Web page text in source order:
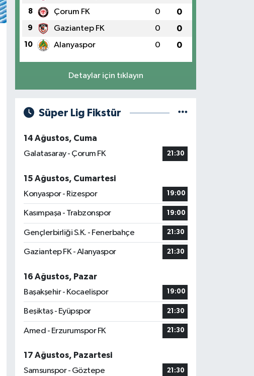
8 Çorum FK 0 0
9 Gaziantep FK 0 0
10 Alanyaspor 0 0
Detaylar için tıklayın
Süper Lig Fikstür
14 Ağustos, Cuma
Galatasaray - Çorum FK
21:30
15 Ağustos, Cumartesi
Konyaspor - Rizespor
19:00
Kasımpaşa - Trabzonspor 19:00
Gençlerbirliği S.K. - Fenerbahçe 21:30
Gaziantep FK - Alanyaspor 21:30
16 Ağustos, Pazar
Başakşehir - Kocaelispor
19:00
Beşiktaş - Eyüpspor 21:30
Amed - Erzurumspor FK 21:30
17 Ağustos, Pazartesi
Samsunspor - Göztepe
21:30